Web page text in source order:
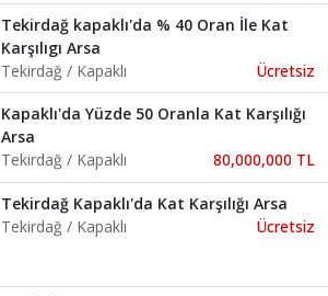
Tekirdağ kapaklı'da % 40 Oran İle Kat
Karşılıgı Arsa
Tekirdağ / Kapaklı
Ücretsiz
Kapaklı'da Yüzde 50 Oranla Kat Karşılığı
Arsa
Tekirdağ / Kapaklı
80,000,000 TL
Tekirdağ Kapaklı'da Kat Karşılığı Arsa
Tekirdağ / Kapaklı
Ücretsiz